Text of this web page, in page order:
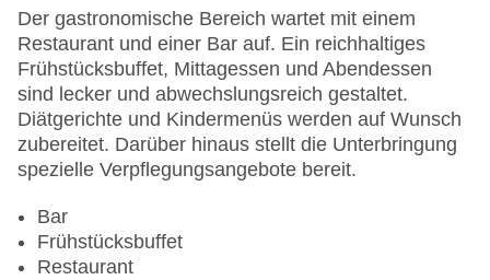
Gesamtanzahl der Stockwerke: 2
Gesamtanzahl der Zimmer: 72
Zahlungsarten: American Express, Diners Club,
Mastercard, Visa
Landeskategorie: 4 Sterne
Der gastronomische Bereich wartet mit einem
Restaurant und einer Bar auf. Ein reichhaltiges
Frühstücksbuffet, Mittagessen und Abendessen
sind lecker und abwechslungsreich gestaltet.
Diätgerichte und Kindermenüs werden auf Wunsch
zubereitet. Darüber hinaus stellt die Unterbringung
spezielle Verpflegungsangebote bereit.
Bar
Frühstücksbuffet
Restaurant